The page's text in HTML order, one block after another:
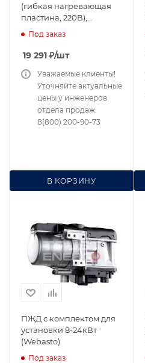
(гибкая нагревающая
пластина, 220В),
Под заказ
19 291 ₽/шт
В КОРЗИНУ
Уважаемые клиенты!
Уточняйте актуальные
цены у инженеров
отдела продаж:
8(800) 200-90-73
ПЖД с комплектом для
установки 8-24кВт
(Webasto)
Под заказ